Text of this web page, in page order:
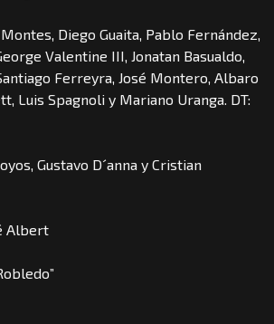
Diego Guaita, Pablo Fernández,
Valentine III, Jonatan Basualdo,
Ferreyra, José Montero, Albaro
Luis Spagnoli y Mariano Uranga. DT:
Gustavo D´anna y Cristian
Albert